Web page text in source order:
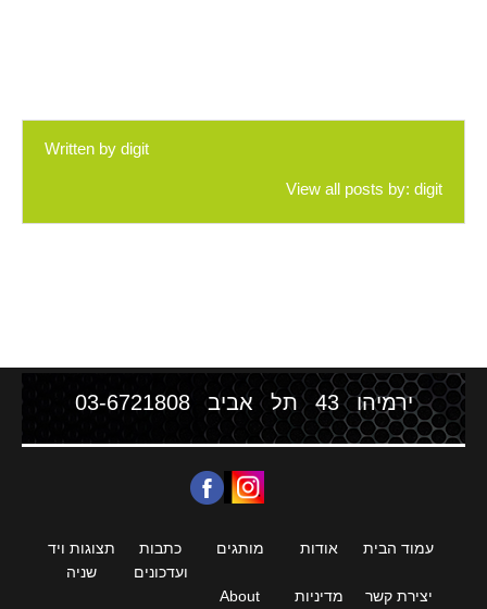
Written by digit
View all posts by: digit
ירמיהו 43 תל אביב 03-6721808
עמוד הבית אודות מותגים
כתבות
ועדכונים
תצוגות ויד
שניה
יצירת קשר
מדיניות About